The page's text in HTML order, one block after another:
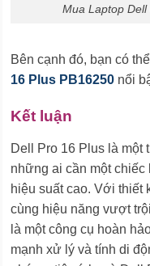
Mua Laptop
Bên cạnh đó, bạn có
16 Plus PB16250 nổi
Kết luận
Dell Pro 16 Plus là một
những ai cần một chiếc
hiệu suất cao. Với thiết
cùng hiệu năng vượt
là một công cụ hoàn
mạnh xử lý và tính di